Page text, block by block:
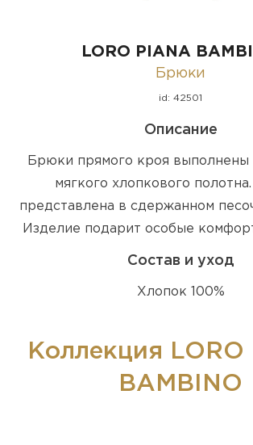
LORO PIANA
Брюки
id: 42501
Описание
Брюки прямого кроя выполнены
мягкого хлопкового
представлена в сдержанном
Изделие подарит особые
Состав и уход
Хлопок 100%
Коллекция LORO
BAMBINO